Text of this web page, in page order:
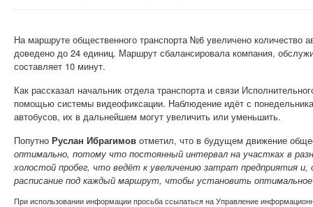
На маршруте общественного транспорта №6 увеличено количество
доведено до 24 единиц. Маршрут сбалансировала компания,
составляет 10 минут.
Как рассказал начальник отдела транспорта и связи
помощью системы видеофиксации. Наблюдение идёт с
автобусов, их в дальнейшем могут увеличить или уменьшить.
Попутно Руслан Ибрагимов отметил, что в будущем движение
оптимально, потому что постоянный интервал на участках в
холостой пробег, что ведёт к увеличению затрат предприятия
расписание под каждый маршрут, чтобы установить
При использовании информации просьба ссылаться на Управление